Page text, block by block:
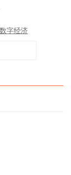
数字经济